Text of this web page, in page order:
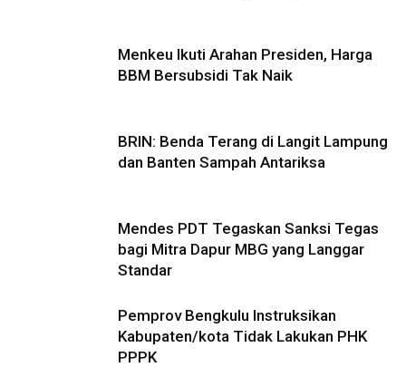
Menkeu Ikuti Arahan Presiden, Harga
BBM Bersubsidi Tak Naik
BRIN: Benda Terang di Langit Lampung
dan Banten Sampah Antariksa
Mendes PDT Tegaskan Sanksi Tegas
bagi Mitra Dapur MBG yang Langgar
Standar
Pemprov Bengkulu Instruksikan
Kabupaten/kota Tidak Lakukan PHK
PPPK